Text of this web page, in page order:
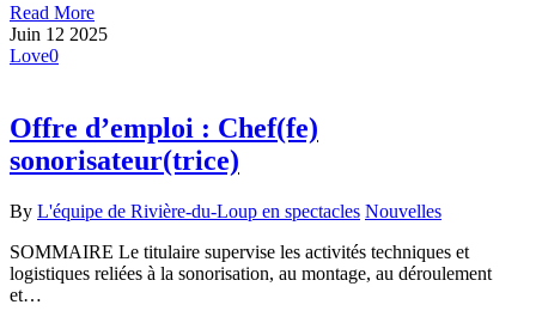
Read More
Juin 12 2025
Love0
Offre d’emploi : Chef(fe)
sonorisateur(trice)
By L'équipe de Rivière-du-Loup en spectacles Nouvelles
SOMMAIRE Le titulaire supervise les activités techniques et
logistiques reliées à la sonorisation, au montage, au déroulement
et…